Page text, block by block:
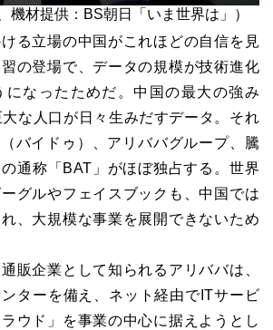
Video
機材提供： BS朝日「いま世界は」）
る立場の中国がこれほどの自信を見
の登場で、データの規模が技術進化
になったためだ。中国の最大の強み
な人口が日々生みだすデータ。それ
バイドゥ）、アリババグループ、騰
通称「BAT」がほぼ独占する。世界
グルやフェイスブックも、中国では
、大規模な事業を展開できないため
販企業として知られるアリババは、
ターを備え、ネット経由でITサービ
ウド」を事業の中心に据えようとし